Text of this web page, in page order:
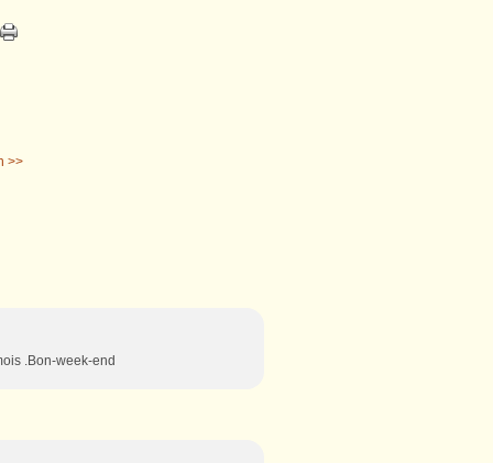
>>
.Bon-week-end